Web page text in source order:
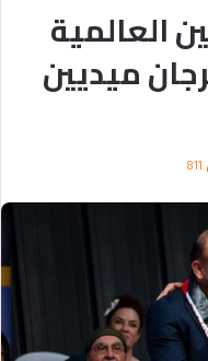
العالمية
ميديين
811